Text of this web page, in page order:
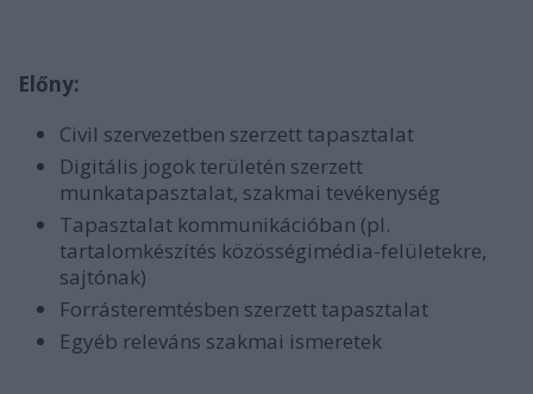
Előny:
Civil szervezetben szerzett tapasztalat
Digitális jogok területén szerzett
munkatapasztalat, szakmai tevékenység
Tapasztalat kommunikációban (pl.
tartalomkészítés közösségimédia-felületekre,
sajtónak)
Forrásteremtésben szerzett tapasztalat
Egyéb releváns szakmai ismeretek